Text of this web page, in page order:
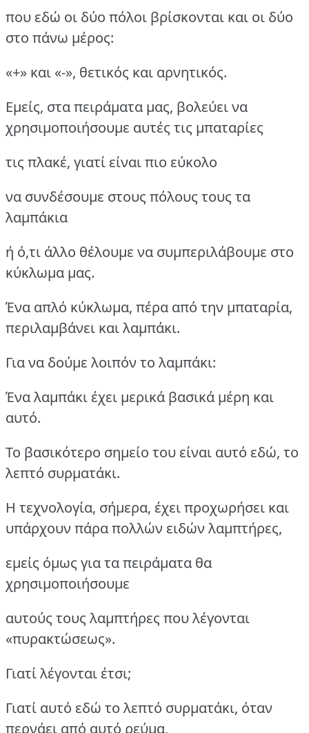
που εδώ οι δύο πόλοι βρίσκονται και οι δύο
στο πάνω μέρος:
«+» και «-», θετικός και αρνητικός.
Εμείς, στα πειράματα μας, βολεύει να
χρησιμοποιήσουμε αυτές τις μπαταρίες
τις πλακέ, γιατί είναι πιο εύκολο
να συνδέσουμε στους πόλους τους τα
λαμπάκια
ή ό,τι άλλο θέλουμε να συμπεριλάβουμε στο
κύκλωμα μας.
Ένα απλό κύκλωμα, πέρα από την μπαταρία,
περιλαμβάνει και λαμπάκι.
Για να δούμε λοιπόν το λαμπάκι:
Ένα λαμπάκι έχει μερικά βασικά μέρη και
αυτό.
Το βασικότερο σημείο του είναι αυτό εδώ, το
λεπτό συρματάκι.
Η τεχνολογία, σήμερα, έχει προχωρήσει και
υπάρχουν πάρα πολλών ειδών λαμπτήρες,
εμείς όμως για τα πειράματα θα
χρησιμοποιήσουμε
αυτούς τους λαμπτήρες που λέγονται
«πυρακτώσεως».
Γιατί λέγονται έτσι;
Γιατί αυτό εδώ το λεπτό συρματάκι, όταν
περνάει από αυτό ρεύμα,